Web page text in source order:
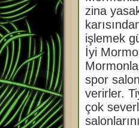
zina
işlemek
İyi
spor
verirler.
çok